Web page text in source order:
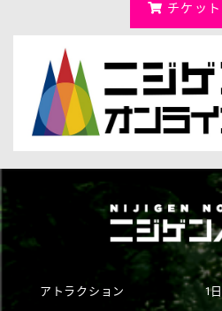
チケッ
アトラクション 1